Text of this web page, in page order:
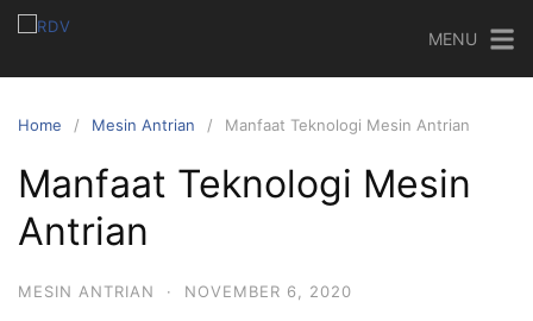
MENU
Home Mesin Antrian Manfaat Teknologi Mesin Antrian
Manfaat Teknologi Mesin
Antrian
MESIN ANTRIAN · NOVEMBER 6, 2020